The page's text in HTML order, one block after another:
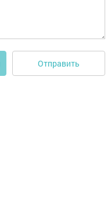
Отправить